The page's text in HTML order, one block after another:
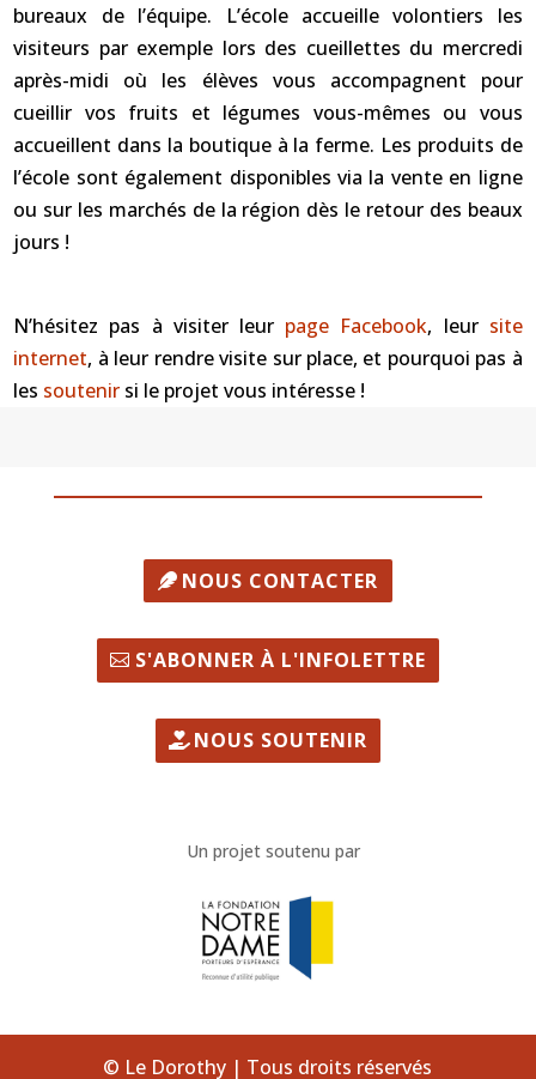
bureaux de l’équipe. L’école accueille volontiers les
visiteurs par exemple lors des cueillettes du mercredi
après-midi où les élèves vous accompagnent pour
cueillir vos fruits et légumes vous-mêmes ou vous
accueillent dans la boutique à la ferme. Les produits de
l’école sont également disponibles via la vente en ligne
ou sur les marchés de la région dès le retour des beaux
jours !
N’hésitez pas à visiter leur page Facebook, leur site
internet, à leur rendre visite sur place, et pourquoi pas à
les soutenir si le projet vous intéresse !
NOUS CONTACTER
S'ABONNER À L'INFOLETTRE
NOUS SOUTENIR
Un projet soutenu par
© Le Dorothy | Tous droits réservés